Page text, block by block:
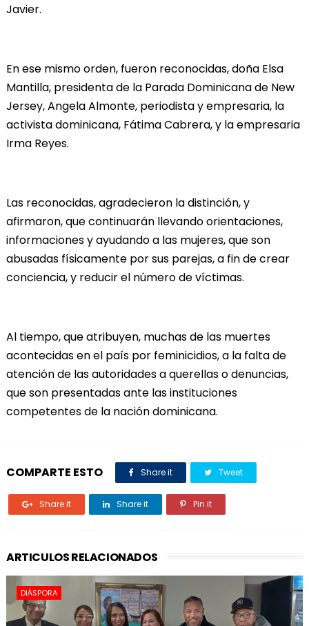
Javier.
En ese mismo orden, fueron reconocidas, doña Elsa
Mantilla, presidenta de la Parada Dominicana de New
Jersey, Angela Almonte, periodista y empresaria, la
activista dominicana, Fátima Cabrera, y la empresaria
Irma Reyes.
Las reconocidas, agradecieron la distinción, y
afirmaron, que continuarán llevando orientaciones,
informaciones y ayudando a las mujeres, que son
abusadas físicamente por sus parejas, a fin de crear
conciencia, y reducir el número de víctimas.
Al tiempo, que atribuyen, muchas de las muertes
acontecidas en el país por feminicidios, a la falta de
atención de las autoridades a querellas o denuncias,
que son presentadas ante las instituciones
competentes de la nación dominicana.
COMPARTE ESTO Share it Tweet
Share it Share it Pin it
ARTICULOS RELACIONADOS
DIÁSPORA